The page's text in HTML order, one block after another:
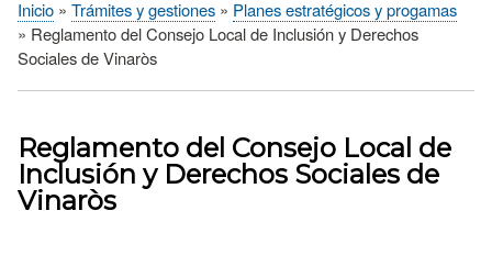
Sobrescribir
enlaces
de
a
la
navegación
Inicio Trámites y gestiones
Planes estratégicos y progamas
Reglamento del Consejo Local de Inclusión y Derechos
Sociales de Vinaròs
Reglamento del Consejo Local de
Inclusión y Derechos Sociales de
Vinaròs